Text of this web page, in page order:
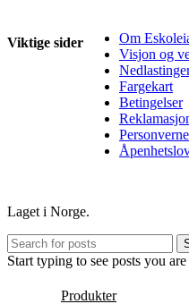
Viktige sider
Om
Visjon og
Fargekart
Betingelser
Laget i Norge.
Start typing to see posts you
Produkter